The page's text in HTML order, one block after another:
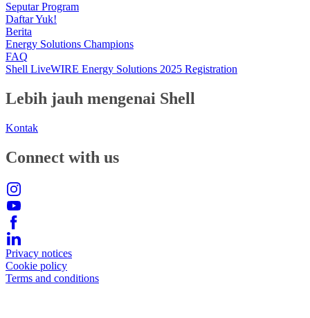
Seputar Program
Daftar Yuk!
Berita
Energy Solutions Champions
FAQ
Shell LiveWIRE Energy Solutions 2025 Registration
Lebih jauh mengenai Shell
Kontak
Connect with us
Privacy notices
Cookie policy
Terms and conditions